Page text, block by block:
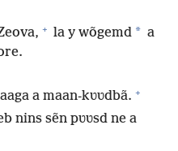
+ la y wõgemd * a
a maan-kʋʋdbã. +
nins sẽn pʋʋsd ne a